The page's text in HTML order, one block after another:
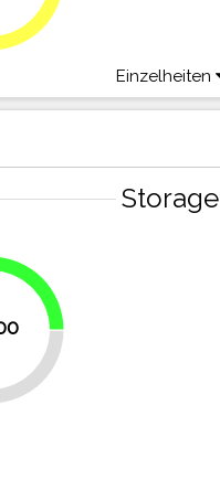
Einzelheiten
Storage
25%